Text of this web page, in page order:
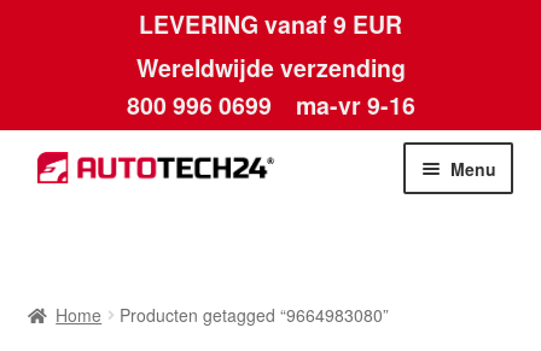
LEVERING vanaf 9 EUR
Wereldwijde verzending
800 996 0699 ma-vr 9-16
Ga
door
Ga
naar
Menu
Home Producten getagged “9664983080”